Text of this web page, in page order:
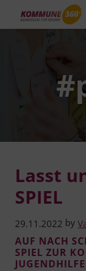
Skip to main
Skip to header
Skip to site footer
Kommune
Kooperative und
Lasst
SPIEL
29.11.2022 by
AUF NACH
SPIEL ZUR